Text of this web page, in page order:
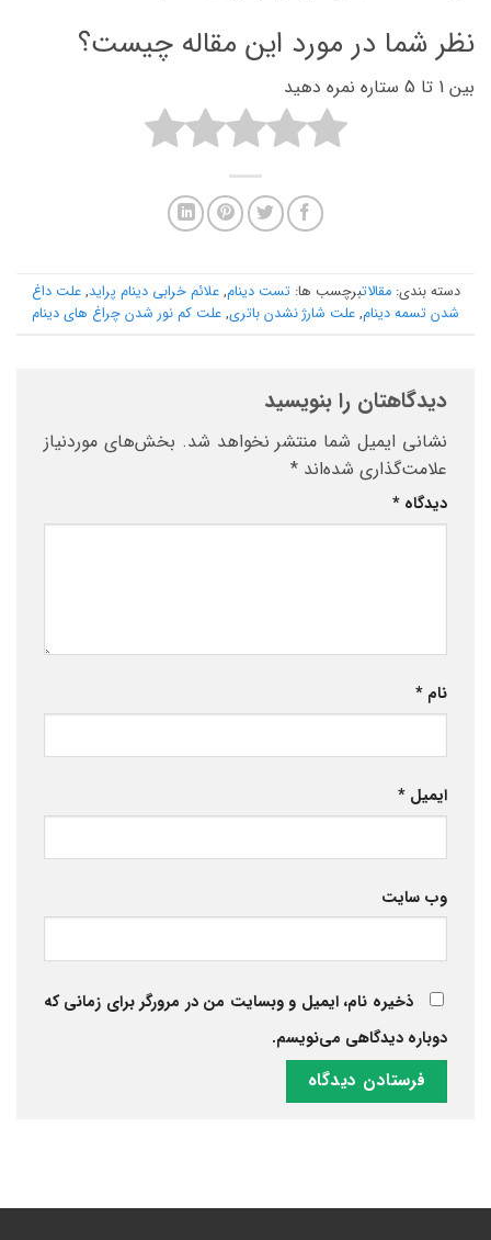
نظر شما در مورد این مقاله چیست؟
بین 1 تا 5 ستاره نمره دهید
دسته بندی:مقالاتبرچسب ها:تست دینام,علائم خرابی دینام پراید,علت داغ
شدن تسمه دینام, علت شارژ نشدن باتری, علت کم نور شدن چراغ های دینام
دیدگاهتان را بنویسید
نشانی ایمیل شما منتشر نخواهد شد. بخش‌های موردنیاز
علامت‌گذاری شده‌اند *
دیدگاه *
نام *
ایمیل *
وب‌ سایت
ذخیره نام، ایمیل و وبسایت من در مرورگر برای زمانی که
دوباره دیدگاهی می‌نویسم.